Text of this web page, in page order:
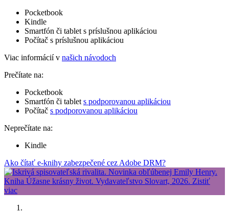
Pocketbook
Kindle
Smartfón či tablet s príslušnou aplikáciou
Počítač s príslušnou aplikáciou
Viac informácií v našich návodoch
Prečítate na:
Pocketbook
Smartfón či tablet s podporovanou aplikáciou
Počítač s podporovanou aplikáciou
Neprečítate na:
Kindle
Ako čítať e-knihy zabezpečené cez Adobe DRM?